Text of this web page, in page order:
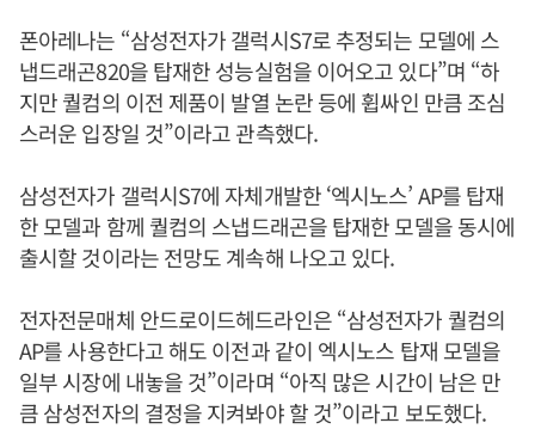
폰아레나는 “삼성전자가 갤럭시S7로 추정되는 모델에 스
냅드래곤820을 탑재한 성능실험을 이어오고 있다”며 “하
지만 퀄컴의 이전 제품이 발열 논란 등에 휩싸인 만큼 조심
스러운 입장일 것”이라고 관측했다.
삼성전자가 갤럭시S7에 자체개발한 ‘엑시노스’ AP를 탑재
한 모델과 함께 퀄컴의 스냅드래곤을 탑재한 모델을 동시에
출시할 것이라는 전망도 계속해 나오고 있다.
전자전문매체 안드로이드헤드라인은 “삼성전자가 퀄컴의
AP를 사용한다고 해도 이전과 같이 엑시노스 탑재 모델을
일부 시장에 내놓을 것”이라며 “아직 많은 시간이 남은 만
큼 삼성전자의 결정을 지켜봐야 할 것”이라고 보도했다.